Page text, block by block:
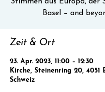
Basel – and
Zeit & Ort
23. Apr. 2023, 11:00 – 12:30
Kirche, Steinenring 20, 4051
Schweiz